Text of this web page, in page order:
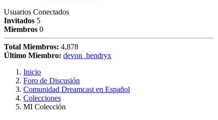
Usuarios Conectados
Invitados 5
Miembros 0
Total Miembros: 4,878
Último Miembro: devon_hendryx
Inicio
Foro de Discusión
Comunidad Dreamcast en Español
Colecciones
MI Colección